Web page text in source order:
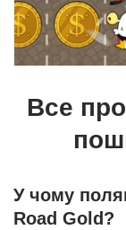
Все
У чому
Road Gold?